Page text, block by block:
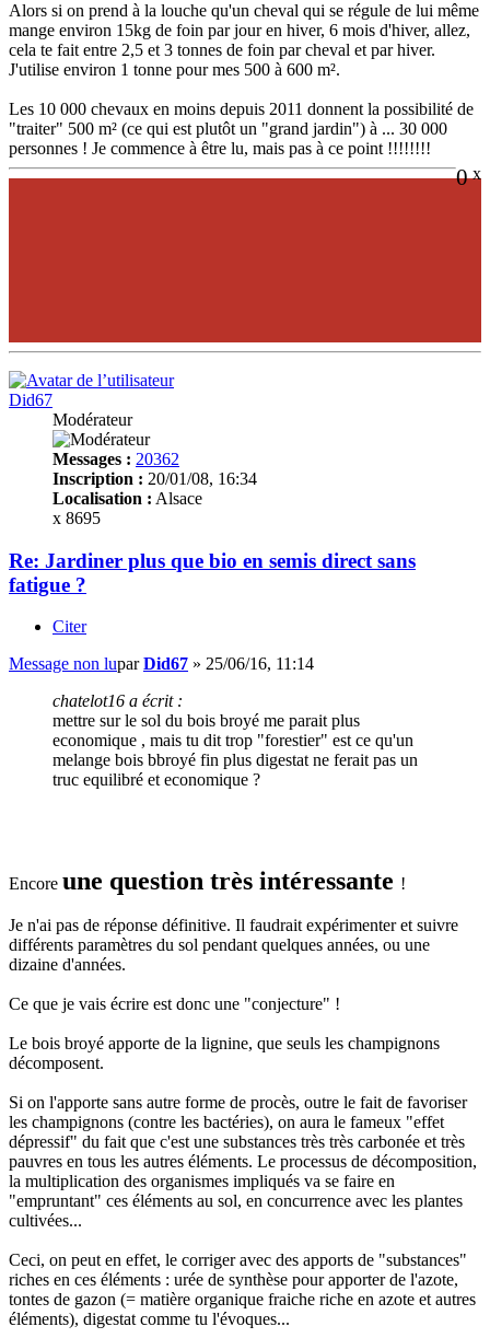
Alors si on prend à la louche qu'un cheval qui se régule de lui même
mange environ 15kg de foin par jour en hiver, 6 mois d'hiver, allez,
cela te fait entre 2,5 et 3 tonnes de foin par cheval et par hiver.
J'utilise environ 1 tonne pour mes 500 à 600 m².
Les 10 000 chevaux en moins depuis 2011 donnent la possibilité de
"traiter" 500 m² (ce qui est plutôt un "grand jardin") à ... 30 000
personnes ! Je commence à être lu, mais pas à ce point !!!!!!!!
0 x
Did67
Modérateur
Messages : 20362
Inscription : 20/01/08, 16:34
Localisation : Alsace
x 8695
Re: Jardiner plus que bio en semis direct sans
fatigue ?
Citer
Message non luparDid67 » 25/06/16, 11:14
chatelot16 a écrit :
mettre sur le sol du bois broyé me parait plus
economique , mais tu dit trop "forestier" est ce qu'un
melange bois bbroyé fin plus digestat ne ferait pas un
truc equilibré et economique ?
Encore une question très intéressante !
Je n'ai pas de réponse définitive. Il faudrait expérimenter et suivre
différents paramètres du sol pendant quelques années, ou une
dizaine d'années.
Ce que je vais écrire est donc une "conjecture" !
Le bois broyé apporte de la lignine, que seuls les champignons
décomposent.
Si on l'apporte sans autre forme de procès, outre le fait de favoriser
les champignons (contre les bactéries), on aura le fameux "effet
dépressif" du fait que c'est une substances très très carbonée et très
pauvres en tous les autres éléments. Le processus de décomposition,
la multiplication des organismes impliqués va se faire en
"empruntant" ces éléments au sol, en concurrence avec les plantes
cultivées...
Ceci, on peut en effet, le corriger avec des apports de "substances"
riches en ces éléments : urée de synthèse pour apporter de l'azote,
tontes de gazon (= matière organique fraiche riche en azote et autres
éléments), digestat comme tu l'évoques...